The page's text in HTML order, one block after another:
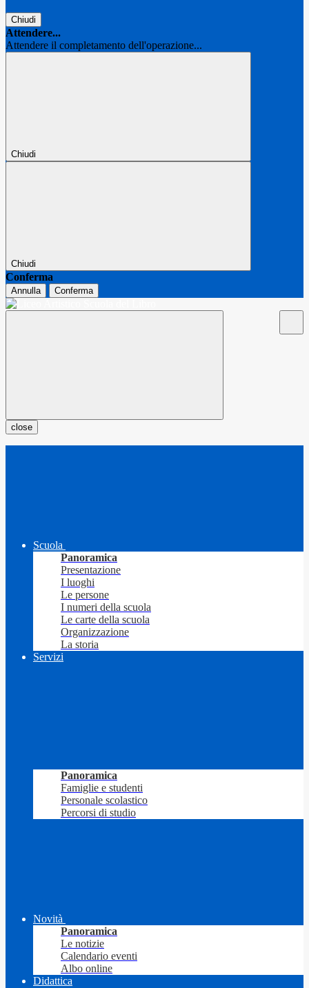
Chiudi
Attendere...
Attendere il completamento dell'operazione...
Chiudi
Chiudi
Conferma
Annulla Conferma
close
Scuola
Panoramica
Presentazione
I luoghi
Le persone
I numeri della scuola
Le carte della scuola
Organizzazione
La storia
Servizi
Panoramica
Famiglie e studenti
Personale scolastico
Percorsi di studio
Novità
Panoramica
Le notizie
Calendario eventi
Albo online
Didattica